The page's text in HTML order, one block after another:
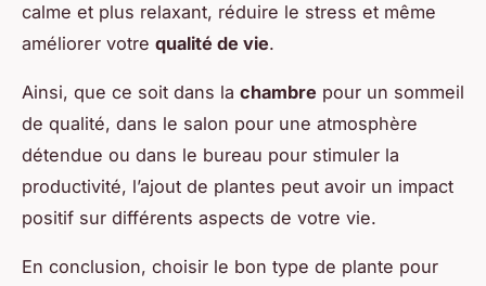
calme et plus relaxant, réduire le stress et même
améliorer votre qualité de vie.
Ainsi, que ce soit dans la chambre pour un sommeil
de qualité, dans le salon pour une atmosphère
détendue ou dans le bureau pour stimuler la
productivité, l’ajout de plantes peut avoir un impact
positif sur différents aspects de votre vie.
En conclusion, choisir le bon type de plante pour